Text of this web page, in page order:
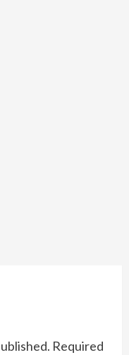
Required